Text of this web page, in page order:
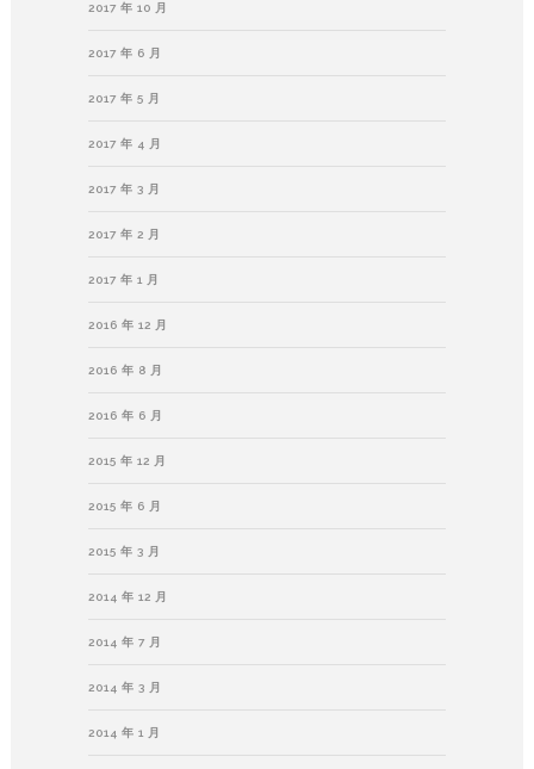
2017 年 10 月
2017 年 6 月
2017 年 5 月
2017 年 4 月
2017 年 3 月
2017 年 2 月
2017 年 1 月
2016 年 12 月
2016 年 8 月
2016 年 6 月
2015 年 12 月
2015 年 6 月
2015 年 3 月
2014 年 12 月
2014 年 7 月
2014 年 3 月
2014 年 1 月